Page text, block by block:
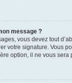
message ?
vous devez tout
votre signature. Vous
option, il ne vous